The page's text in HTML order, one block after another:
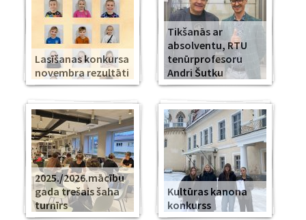
Lasīšanas konkursa
novembra rezultāti
Tikšanās ar
absolventu, RTU
tenūrprofesoru
Andri Šutku
2025./2026.mācību
gada trešais šaha
turnīrs
Kultūras kanona
konkurss